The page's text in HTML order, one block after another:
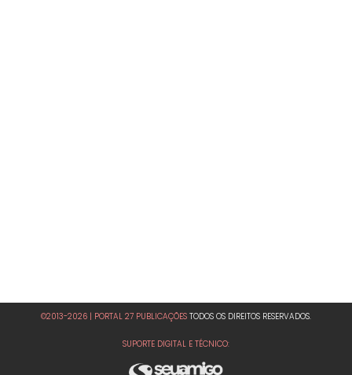
©2013-2026 | PORTAL 27 PUBLICAÇÕES TODOS OS DIREITOS RESERVADOS.
SUPORTE DIGITAL E TÉCNICO: